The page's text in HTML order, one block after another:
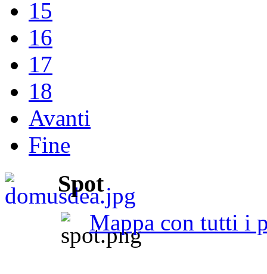
15
16
17
18
Avanti
Fine
Spot
Mappa con tutti i